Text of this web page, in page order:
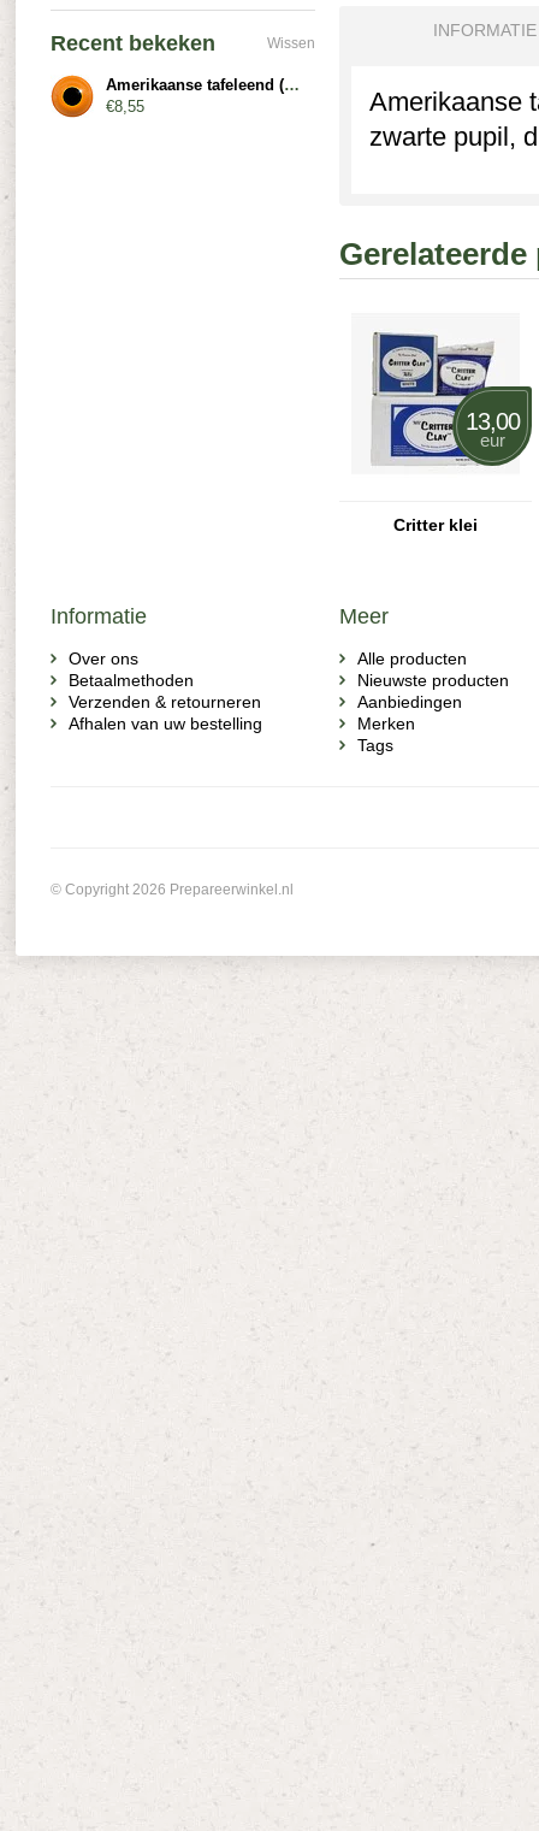
INFORMATIE
Amerikaanse
zwarte pupil,
13,00
eur
Critter klei
Recent bekeken Wissen
Amerikaanse tafeleend (woerd)
€8,55
Informatie
Over ons
Betaalmethoden
Verzenden & retourneren
Afhalen van uw bestelling
Meer
Alle producten
Nieuwste producten
Aanbiedingen
Merken
Tags
© Copyright 2026 Prepareerwinkel.nl